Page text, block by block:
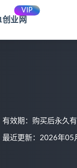
创业网
VIP
有效期：购买后永久
最近更新：2026年05